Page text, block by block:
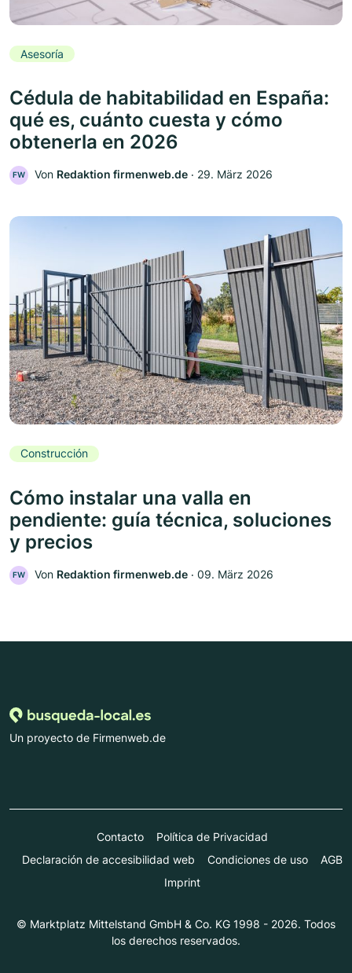
Asesoría
Cédula de habitabilidad en España:
qué es, cuánto cuesta y cómo
obtenerla en 2026
FW Von Redaktion firmenweb.de ‧ 29. März 2026
Construcción
Cómo instalar una valla en
pendiente: guía técnica, soluciones
y precios
FW Von Redaktion firmenweb.de ‧ 09. März 2026
Un proyecto de Firmenweb.de
Contacto
Política de Privacidad
Declaración de accesibilidad web
Condiciones de uso
AGB
Imprint
© Marktplatz Mittelstand GmbH & Co. KG 1998 - 2026. Todos
los derechos reservados.